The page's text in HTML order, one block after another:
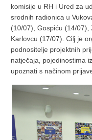
komisije u RH i Ured za
srodnih radionica u
(10/07), Gospiću (14/
Karlovcu (17/07). Cilj je
podnositelje projektnih
natječaja, pojedinostima
upoznati s načinom